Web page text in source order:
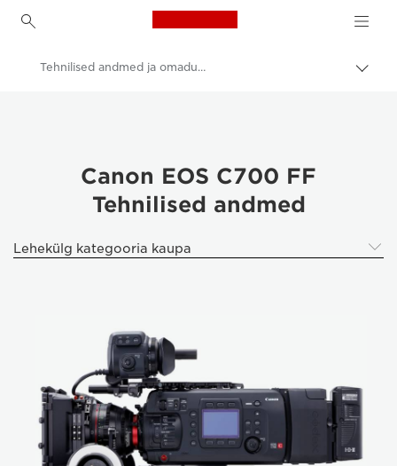
Canon Logo, back to
Lülita
Canon EOS C700 FF
Tehnilised andmed ja omadused – Canon EOS C700 FF
Canon EOS C700 FF
Tehnilised andmed
Lehekülg kategooria kaupa